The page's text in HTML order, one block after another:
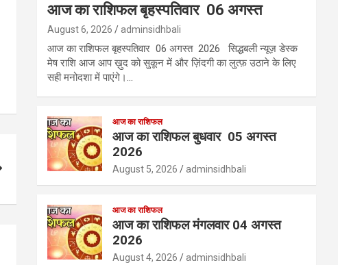
आज का राशिफल बृहस्पतिवार 06 अगस्त
August 6, 2026 adminsidhbali
आज का राशिफल बृहस्पतिवार 06 अगस्त 2026 सिद्धबली न्यूज़ डेस्क
मेष राशि आज आप ख़ुद को सुकून में और ज़िंदगी का लुत्फ़ उठाने के लिए
सही मनोदशा में पाएंगे।…
आज का राशिफल
आज का राशिफल बुधवार 05 अगस्त
2026
August 5, 2026 adminsidhbali
आज का राशिफल
आज का राशिफल मंगलवार 04 अगस्त
2026
August 4, 2026 adminsidhbali